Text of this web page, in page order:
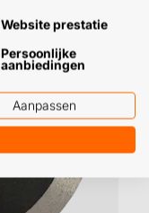
Website prestatie
Persoonlijke
aanbiedingen
Aanpassen